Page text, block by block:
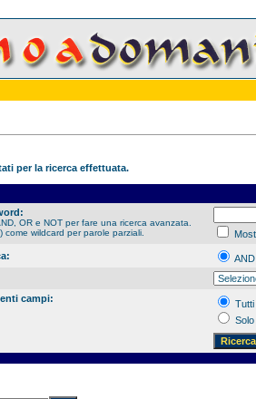
per la ricerca effettuata.
OR e NOT per fare una ricerca avanzata.
come wildcard per parole parziali.
campi:
Tutti